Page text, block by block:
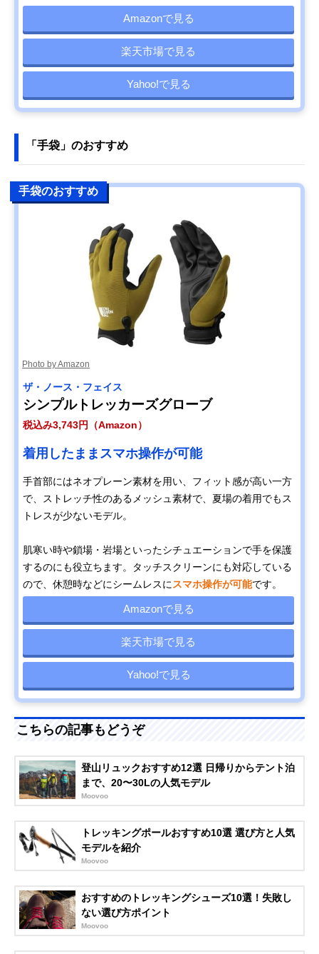
Amazonで見る
楽天市場で見る
Yahoo!で見る
「手袋」のおすすめ
手袋のおすすめ
Photo by Amazon
ザ・ノース・フェイス
シンプルトレッカーズグローブ
税込み3,743円（Amazon）
着用したままスマホ操作が可能
手首部にはネオプレーン素材を用い、フィット感が高い一方
で、ストレッチ性のあるメッシュ素材で、夏場の着用でもス
トレスが少ないモデル。
肌寒い時や鎖場・岩場といったシチュエーションで手を保護
するのにも役立ちます。タッチスクリーンにも対応している
ので、休憩時などにシームレスに スマホ操作が可能です。
Amazonで見る
楽天市場で見る
Yahoo!で見る
こちらの記事もどうぞ
登山リュックおすすめ12選 日帰りからテント泊
まで、20〜30Lの人気モデル
Moovoo
トレッキングポールおすすめ10選 選び方と人気
モデルを紹介
Moovoo
おすすめのトレッキングシューズ10選！失敗し
ない選び方ポイント
Moovoo